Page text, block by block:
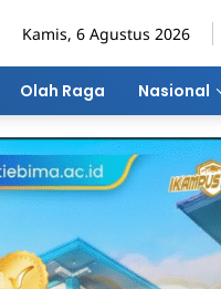
Kamis, 6 Agustus 2026
Olah Raga Nasional